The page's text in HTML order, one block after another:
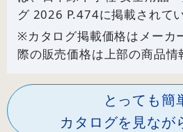
グ 2026 P.474に掲載されて
※カタログ掲載価格はメーカ
際の販売価格は上部の商品情
とっても簡
カタログを見なが